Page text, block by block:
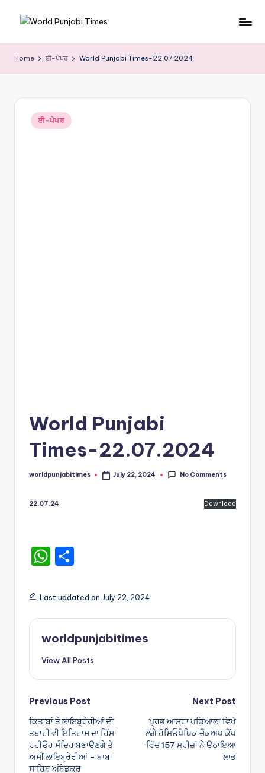
o
rl
d
Home ਈ-ਪੇਪਰ World Punjabi Times-22.07.2024
Posted
in
ਈ-ਪੇਪਰ
World Punjabi
Times-22.07.2024
Posted
worldpunjabitimes July 22, 2024 No Comments
22.07.24 Download
W
a
ts
A
p
ar
e
Last updated on July 22, 2024
worldpunjabitimes
View All Posts
Post
navigation
Previous Post
ਕਿਤਾਬਾਂ ਤੇ ਲਾਇਬ੍ਰੇਰੀਆਂ ਦੀ
ਤਬਾਹੀ ਵੀ ਇਤਿਹਾਸ ਦਾ ਹਿੱਸਾ
ਰਹੀਉਹ ਮੰਦਿਰ ਬਣਾਉਣਗੇ ਤੇ
ਅਸੀਂ ਲਾਇਬ੍ਰੇਰੀਆਂ – ਬਾਬਾ
ਸਾਹਿਬ ਅੰਬੇਡਕਰ
Next Post
ਪ੍ਰਭ ਆਸਰਾ ਪਡਿਆਲਾ ਵਿਖੇ
ਲੱਗੇ ਹੋਮਿਓਪੈਥਿਕ ਚੈੱਕਅਪ ਕੈਂਪ
ਵਿੱਚ 157 ਮਰੀਜ਼ਾਂ ਨੇ ਉਠਾਇਆ
ਲਾਭ